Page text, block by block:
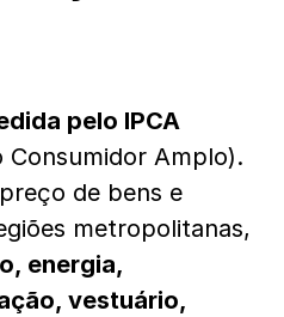
pelo IPCA
Consumidor Amplo).
de bens e
metropolitanas,
energia,
vestuário,